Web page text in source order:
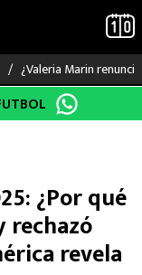
¿Valeria Marin
¿Por qué
rechazó
revela